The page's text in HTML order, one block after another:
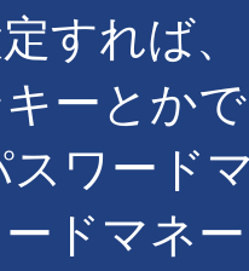
すれば
ーとか
スワード
ドマネ